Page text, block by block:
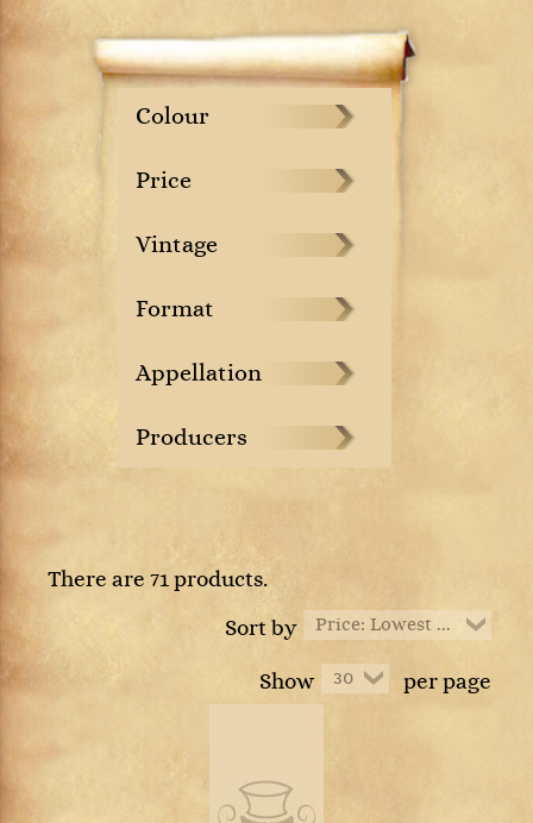
Colour
Price
Vintage
Format
Appellation
Producers
There are 71 products.
Sort by
Price: Lowest first
Show 30 per page